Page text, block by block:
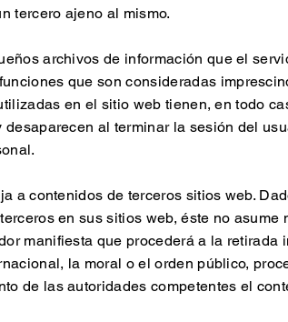
tercero ajeno al mismo.
archivos de información que el
que son consideradas
en el sitio web tienen, en todo
al terminar la sesión del
a contenidos de terceros sitios web.
en sus sitios web, éste no
manifiesta que procederá a la
la moral o el orden público,
de las autoridades competentes el